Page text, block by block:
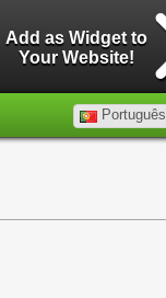
Add as Widget to
Your Website!
Português